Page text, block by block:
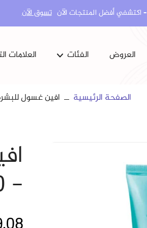
تسوق الآن
العروض الفئات
العناية بالجسم
العلامات
البشرة
الصفحة الرئيسية افين غسول للبشرة
- 200 مل